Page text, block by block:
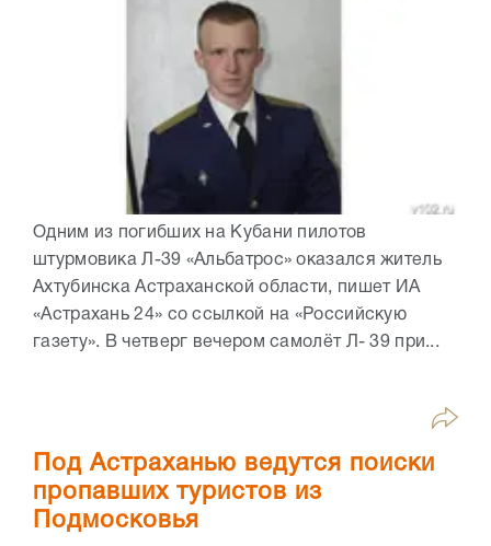
Одним из погибших на Кубани пилотов
штурмовика Л-39 «Альбатрос» оказался житель
Ахтубинска Астраханской области, пишет ИА
«Астрахань 24» со ссылкой на «Российскую
газету». В четверг вечером самолёт Л- 39 при...
Под Астраханью ведутся поиски
пропавших туристов из
Подмосковья